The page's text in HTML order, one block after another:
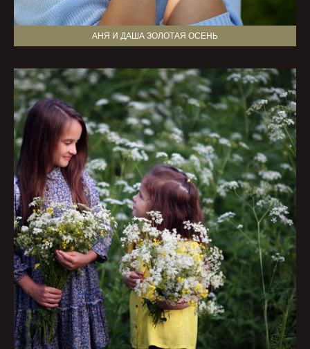
АНЯ И ДАША ЗОЛОТАЯ ОСЕНЬ